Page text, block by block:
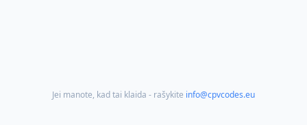
Jei manote, kad tai klaida - rašykite info@cpvcodes.eu